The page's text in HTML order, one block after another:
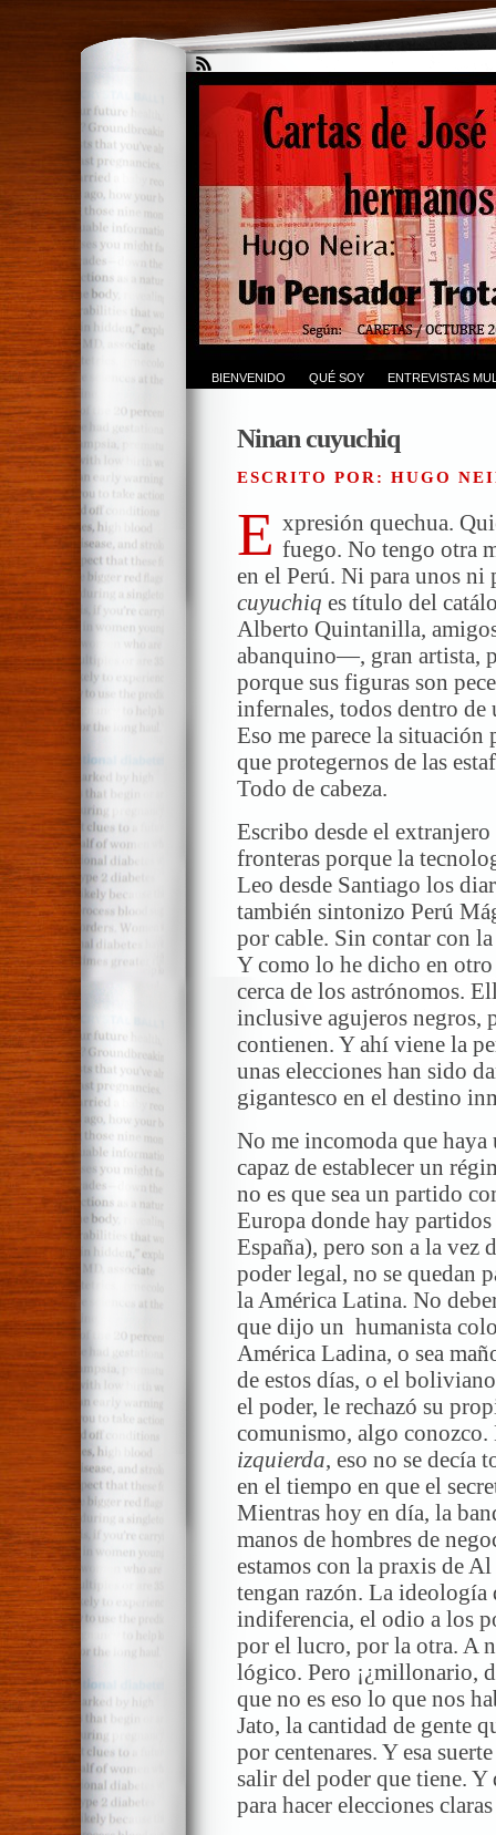
BIENVENIDO QUÉ SOY ENTREVISTAS
Ninan cuyuchiq
ESCRITO POR: HUGO
E xpresión quechua.
fuego. No tengo otra
en el Perú. Ni para unos ni
cuyuchiq es título del
Alberto Quintanilla,
abanquino—, gran artista,
porque sus figuras son
infernales, todos dentro
Eso me parece la situación
que protegernos de las
Todo de cabeza.
Escribo desde el
fronteras porque la
Leo desde Santiago los
también sintonizo Perú
por cable. Sin contar con
Y como lo he dicho en
cerca de los astrónomos.
inclusive agujeros negros,
contienen. Y ahí viene la
unas elecciones han sido
gigantesco en el destino
No me incomoda que
capaz de establecer un
no es que sea un partido
Europa donde hay
España), pero son a la vez
poder legal, no se quedan
la América Latina. No
que dijo un humanista
América Ladina, o sea
de estos días, o el
el poder, le rechazó su
comunismo, algo
izquierda, eso no se decía
en el tiempo en que el
Mientras hoy en día, la
manos de hombres de
estamos con la praxis de
tengan razón. La ideología
indiferencia, el odio a los
por el lucro, por la otra. A
lógico. Pero ¡¿millonario,
que no es eso lo que nos
Jato, la cantidad de gente
por centenares. Y esa
salir del poder que tiene. Y
para hacer elecciones